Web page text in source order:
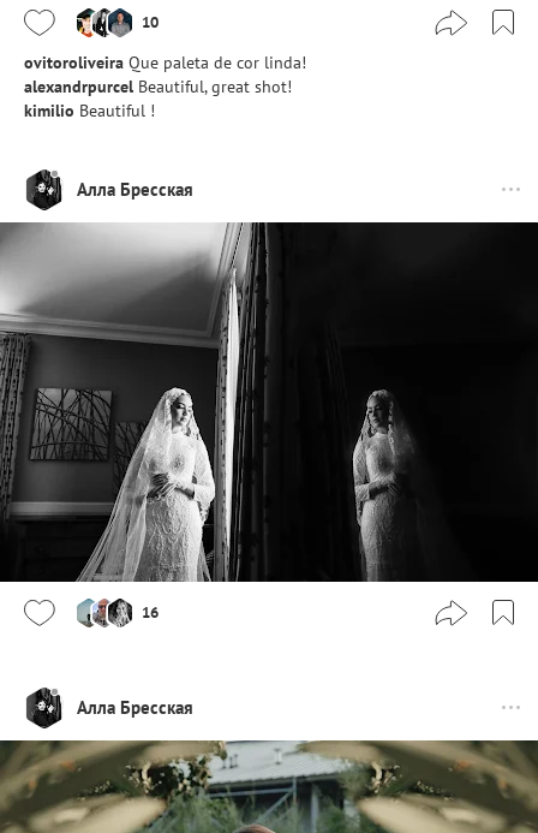
10
ovitoroliveira Que paleta de cor linda!
alexandrpurcel Beautiful, great shot!
kimilio Beautiful !
Алла Бресская
16
Алла Бресская